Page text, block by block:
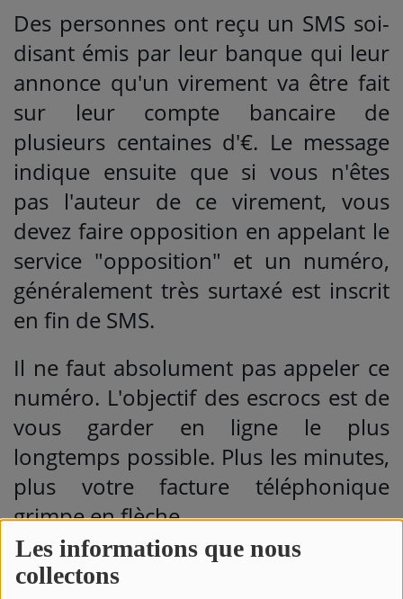
Les informations que nous
collectons
Se connecter
Des personnes ont reçu un SMS soi-
disant émis par leur banque qui leur
annonce qu'un virement va être fait
sur leur compte bancaire de
plusieurs centaines d'€. Le message
indique ensuite que si vous n'êtes
pas l'auteur de ce virement, vous
devez faire opposition en appelant le
service "opposition" et un numéro,
généralement très surtaxé est inscrit
en fin de SMS.
Il ne faut absolument pas appeler ce
numéro. L'objectif des escrocs est de
vous garder en ligne le plus
longtemps possible. Plus les minutes,
plus votre facture téléphonique
grimpe en flèche.
D'autres personnes ont reçu un SMS
pour un achat ou un paiement avec